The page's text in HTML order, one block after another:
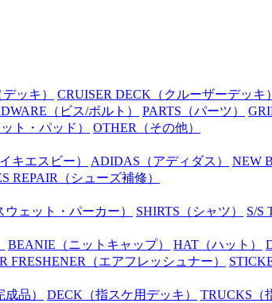
デッキ） CRUISER DECK （クルーザーデッキ）
（ビス/ボルト） PARTS （パーツ）
ト・パッド） OTHER （その他）
イキエスビー） ADIDAS （アディダス） NEW
REPAIR （シューズ補修）
ウェット・パーカー） SHIRTS （シャツ） S/S
BEANIE （ニットキャップ） HAT （ハット）
FRESHENER （エアフレッシュナー）
品） DECK （指スケ用デッキ） TRUCKS